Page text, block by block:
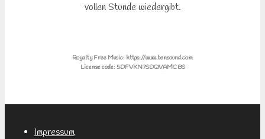
vollen Stunde wiedergibt.
Royalty Free Music: https://www.bensound.com
License code: 5DFVKN7SDQVAMCBS
Impressum